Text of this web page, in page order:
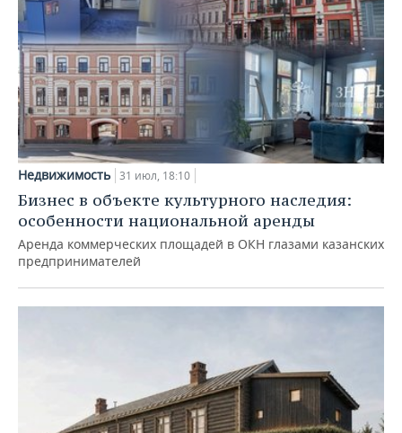
Недвижимость 31 июл, 18:10
Бизнес в объекте культурного наследия:
особенности национальной аренды
Аренда коммерческих площадей в ОКН глазами казанских
предпринимателей